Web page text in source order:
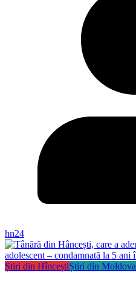
hn24
Știri din HînceștiȘtiri din Moldova